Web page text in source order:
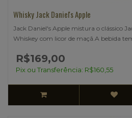
Whisky Jack Daniel's Apple
Jack Daniel's Apple mistura o clássico
Whiskey com licor de maçã.A bebida
R$169,00
Pix ou Transferência: R$160,55